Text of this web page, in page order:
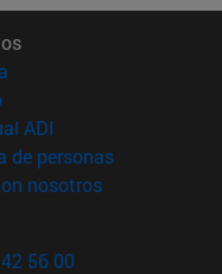
(abre en nueva ventana)
ADI
de personas(abre en
nosotros(abre en
56 00